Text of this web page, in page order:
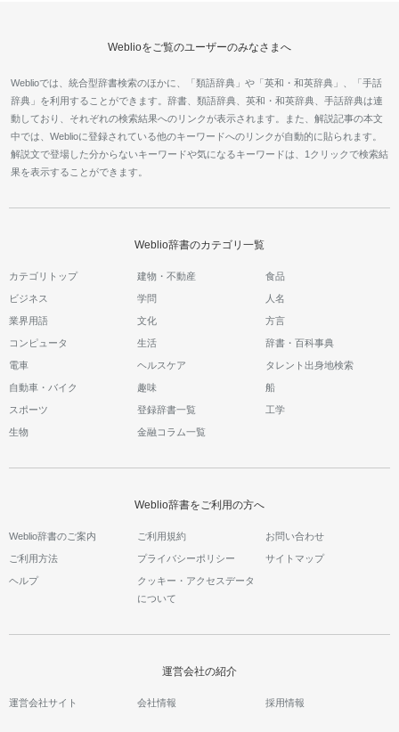
Weblioをご覧のユーザーのみなさまへ
Weblioでは、統合型辞書検索のほかに、「類語辞典」や「英和・和英辞典」、「手話
辞典」を利用することができます。辞書、類語辞典、英和・和英辞典、手話辞典は連
動しており、それぞれの検索結果へのリンクが表示されます。また、解説記事の本文
中では、Weblioに登録されている他のキーワードへのリンクが自動的に貼られます。
解説文で登場した分からないキーワードや気になるキーワードは、1クリックで検索結
果を表示することができます。
Weblio辞書のカテゴリ一覧
カテゴリトップ 建物・不動産 食品
ビジネス 学問 人名
業界用語 文化 方言
コンピュータ 生活 辞書・百科事典
電車 ヘルスケア タレント出身地検索
自動車・バイク 趣味 船
スポーツ 登録辞書一覧 工学
生物 金融コラム一覧
Weblio辞書をご利用の方へ
Weblio辞書のご案内 ご利用規約 お問い合わせ
ご利用方法 プライバシーポリシー サイトマップ
ヘルプ
クッキー・アクセスデータ
について
運営会社の紹介
運営会社サイト 会社情報 採用情報